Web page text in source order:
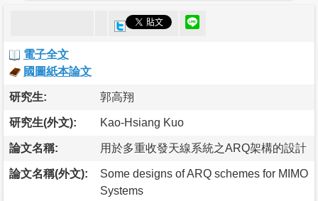
電子全文
國圖紙本論文
研究生: 郭高翔
研究生(外文): Kao-Hsiang Kuo
論文名稱: 用於多重收發天線系統之ARQ架構的設計
論文名稱(外文):
Some designs of ARQ schemes for MIMO
Systems